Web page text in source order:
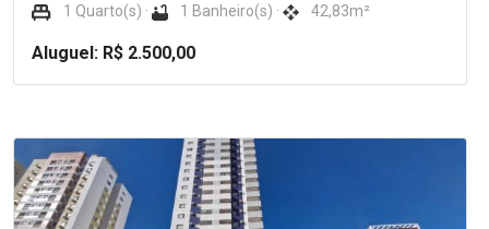
1 Quarto(s) · 1 Banheiro(s) · 42,83m²
Aluguel: R$ 2.500,00